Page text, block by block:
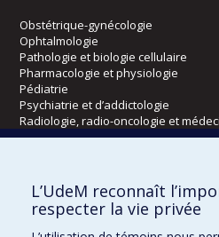
Obstétrique-gynécologie
Ophtalmologie
Pathologie et biologie cellulaire
Pharmacologie et physiologie
Pédiatrie
Psychiatrie et d’addictologie
Radiologie, radio-oncologie et
Écoles
Kinésiologie et des sciences de
Orthophonie et audiologie
L’UdeM reconnaît
respecter la vie privée